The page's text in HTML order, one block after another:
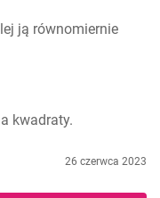
ją równomiernie
kwadraty.
26 czerwca 2023